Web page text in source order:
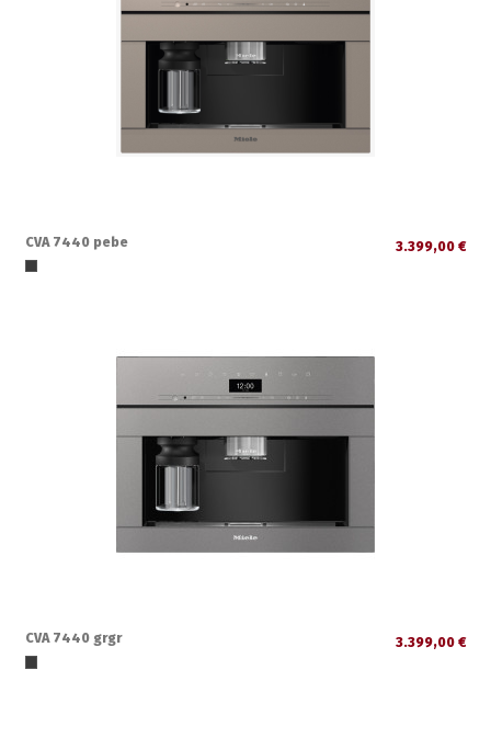
CVA 7440 pebe 3.399,00 €
CVA 7440 grgr 3.399,00 €